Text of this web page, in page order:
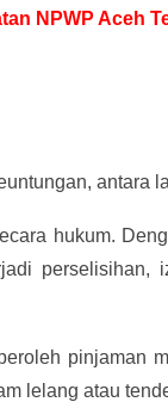
NPWP Aceh
antara
hukum.
perselisihan,
pinjaman
lelang atau